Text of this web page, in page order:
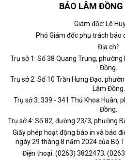
BÁO LÂM
Giám đốc: Lê
Phó Giám đốc phụ trách báo
Địa chỉ:
Trụ sở 1: Số 38 Quang Trung,
Đồng.
Trụ sở 2: Số 10 Trần Hưng Đạo,
Lâm Đồng.
Trụ sở 3: 339 - 341 Thủ Khoa Huân,
Đồng.
Trụ sở 4: Số 82, đường 23/3, phường
Giấy phép hoạt động báo in và báo
ngày 29 tháng 8 năm 2024 của Bộ
Điện thoại: (0263) 3822473;